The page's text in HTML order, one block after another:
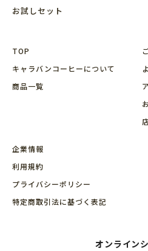
お試しセット
TOP
キャラバンコーヒーについて
商品⼀覧
企業情報
利用規約
プライバシーポリシー
特定商取引法に基づく表記
オンライン